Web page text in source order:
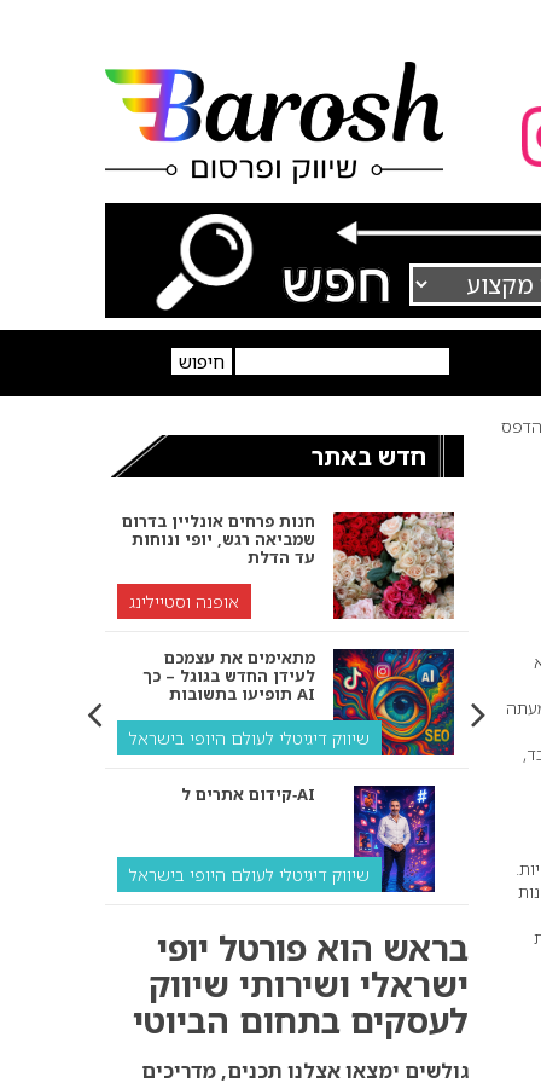
הדפס
אף ב-20 דק’ בלבד,
חדש באתר
חנות פרחים אונליין בדרום
שמביאה רגש, יופי ונוחות
עד הדלת
אופנה וסטיילינג
מתאימים את עצמכם
לעידן החדש בגוגל – כך
תופיעו בתשובות AI
שיווק דיגיטלי לעולם היופי בישראל
קידום אתרים ל‑AI
שיווק דיגיטלי לעולם היופי בישראל
ולמה העסק שלך צריך
שיווק דיגיטלי לעסקים
קידום ל‑AI לעומת קידום
בראש הוא פורטל יופי
ישראלי ושירותי שיווק
לעסקים בתחום הביוטי
גולשים ימצאו אצלנו תכנים, מדריכים